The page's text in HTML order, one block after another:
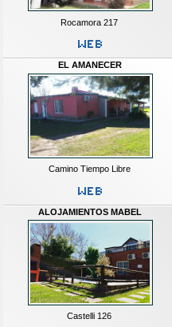
Rocamora 217
EL AMANECER
Camino Tiempo Libre
ALOJAMIENTOS MABEL
Castelli 126